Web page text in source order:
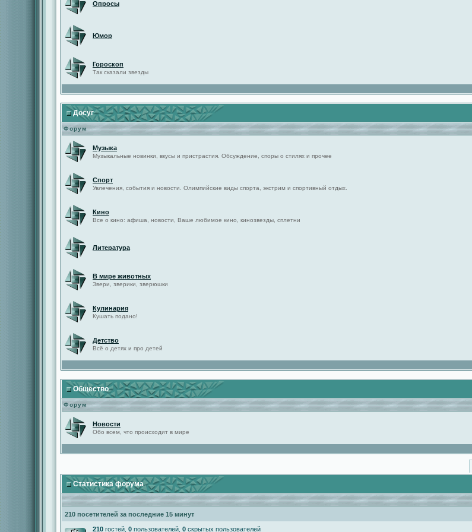
Опросы
Юмор
Гороскоп
Так сказали звезды
Досуг
Форум
Музыка
Музыкальные новинки, вкусы и пристрастия. Обсуждение, споры о стилях и прочее
Спорт
Увлечения, события и новости. Олимпийские виды спорта, экстрим и спортивный отдых.
Кино
Все о кино: афиша, новости, Ваше любимое кино, кинозвезды, сплетни
Литература
В мире животных
Звери, зверики, зверюшки
Кулинария
Кушать подано!
Детство
Всё о детях и про детей
Общество
Форум
Новости
Обо всем, что происходит в мире
Статистика форума
210 посетителей за последние 15 минут
210 гостей, 0 пользователей, 0 скрытых пользователей